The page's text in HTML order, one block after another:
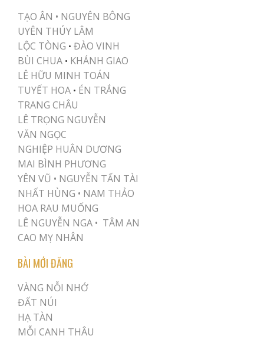
TẠO ÂN • NGUYÊN BÔNG
UYÊN THÚY LÂM
LỘC TÒNG • ĐÀO VINH
BÙI CHUA • KHÁNH GIAO
LÊ HỮU MINH TOÁN
TUYẾT HOA • ÉN TRẮNG
TRANG CHÂU
LÊ TRỌNG NGUYỄN
VĂN NGỌC
NGHIỆP HUÂN DƯƠNG
MAI BÌNH PHƯƠNG
YÊN VŨ • NGUYỄN TẤN TÀI
NHẤT HÙNG • NAM THẢO
HOA RAU MUỐNG
LÊ NGUYỄN NGA • TÂM AN
CAO MỴ NHÂN
BÀI MỚI ĐĂNG
VÀNG NỖI NHỚ
ĐẤT NÚI
HẠ TÀN
MỖI CANH THÂU